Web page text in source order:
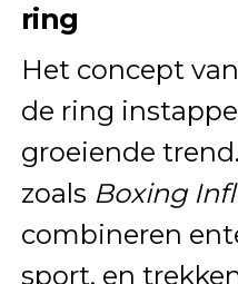
ring
Het concept
de ring
groeiende
zoals Boxing
combineren
sport, en